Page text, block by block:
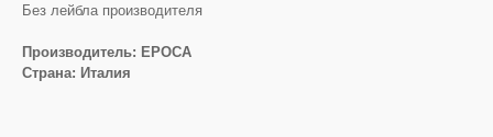
Без лейбла производителя
Производитель: EPOCA
Страна: Италия